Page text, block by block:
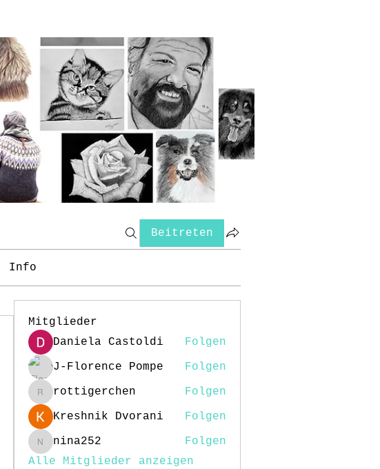
Beitreten
Info
Mitglieder
Daniela Castoldi
Folgen
J-Florence Pompe
Folgen
rottigerchen
rottigerchen
Folgen
Kreshnik Dvorani
Folgen
nina252
nina252
Folgen
Alle Mitglieder anzeigen